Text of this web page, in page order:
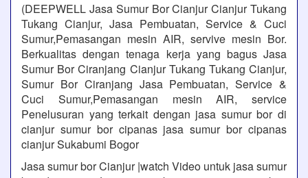
(DEEPWELL Jasa Sumur Bor Cianjur Cianjur Tukang
Tukang Cianjur, Jasa Pembuatan, Service & Cuci
Sumur,Pemasangan mesin AIR, servive mesin Bor.
Berkualitas dengan tenaga kerja yang bagus Jasa
Sumur Bor Ciranjang Cianjur Tukang Tukang Cianjur,
Sumur Bor Ciranjang Jasa Pembuatan, Service &
Cuci Sumur,Pemasangan mesin AIR, service
Penelusuran yang terkait dengan jasa sumur bor di
cianjur sumur bor cipanas jasa sumur bor cipanas
cianjur Sukabumi Bogor
Jasa sumur bor Cianjur |watch Video untuk jasa sumur